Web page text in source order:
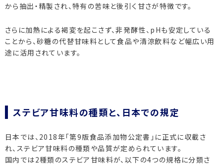
から抽出・精製され、特有の苦味と後引く甘さが特徴です。
さらに加熱による褐変を起こさず、非発酵性、pHも安定している
ことから、砂糖の代替甘味料として食品や清涼飲料など幅広い用
途に活用されています。
ステビア甘味料の種類と、日本での規定
日本では、2018年「第9版食品添加物公定書」に正式に収載さ
れ、ステビア甘味料の種類や品質が定められています。
国内では2種類のステビア甘味料が、以下の4つの規格に分類さ